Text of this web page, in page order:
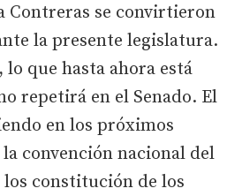
Contreras se convirtieron
la presente legislatura.
lo que hasta ahora está
repetirá en el Senado. El
en los próximos
convención nacional del
los constitución de los